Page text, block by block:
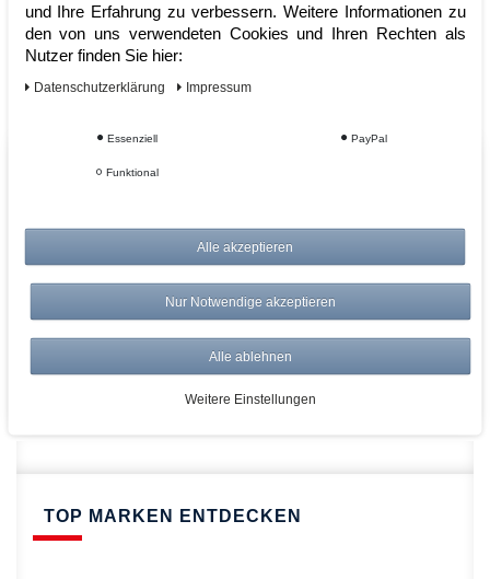
Sofort lieferbar
Vom Profi für Profis - Ihre Vorteile
Versandkostenfrei ab 150€
Risikolos: 14 Tage Rückgabe
Über 20.000 Artikel
Schnelle Lieferung
TOP MARKEN ENTDECKEN
und Ihre Erfahrung zu verbessern. Weitere Informationen zu
den von uns verwendeten Cookies und Ihren Rechten als
Nutzer finden Sie hier:
Daten­schutz­erklärung Impressum
Essenziell PayPal
Funktional
Alle akzeptieren
Nur Notwendige akzeptieren
Alle ablehnen
Weitere Einstellungen